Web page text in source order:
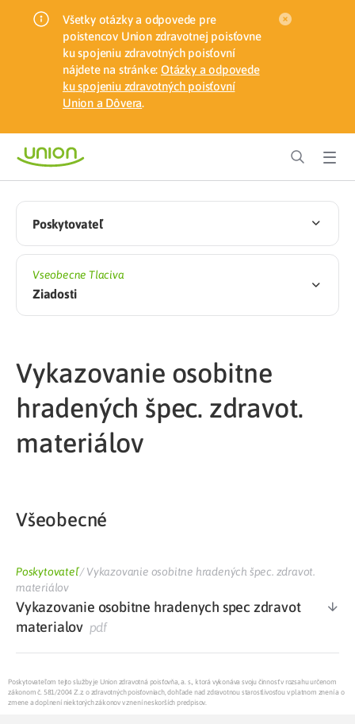
Všetky otázky a odpovede pre
poistencov Union zdravotnej poisťovne
ku spojeniu zdravotných poisťovní
nájdete na stránke: Otázky a odpovede
ku spojeniu zdravotných poisťovní
Union a Dôvera.
Poskytovateľ
Vseobecne Tlaciva
Ziadosti
Vykazovanie osobitne
hradených špec. zdravot.
materiálov
Všeobecné
Poskytovateľ/Vykazovanie osobitne hradených špec. zdravot.
materiálov
Vykazovanie osobitne hradenych spec zdravot
materialov pdf
Poskytovateľom tejto služby je Union zdravotná poisťovňa, a. s., ktorá vykonáva svoju činnosť v rozsahu určenom
zákonom č. 581/2004 Z.z. o zdravotných poisťovniach, dohľade nad zdravotnou starostlivosťou v platnom znení a o
zmene a doplnení niektorých zákonov v znení neskorších predpisov.